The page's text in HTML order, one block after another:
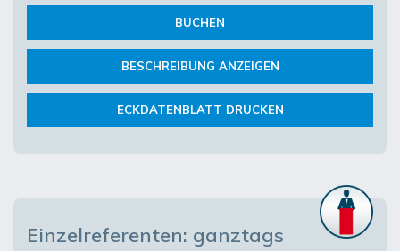
BUCHEN
BESCHREIBUNG ANZEIGEN
ECKDATENBLATT DRUCKEN
Einzelreferenten: ganztags